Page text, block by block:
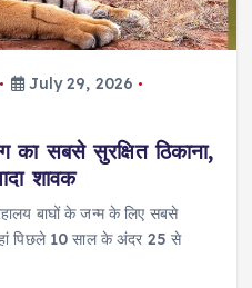
July 29, 2026
का सबसे सुरक्षित ठिकाना,
शावक
बाघों के जन्म के लिए सबसे
पिछले 10 साल के अंदर 25 से